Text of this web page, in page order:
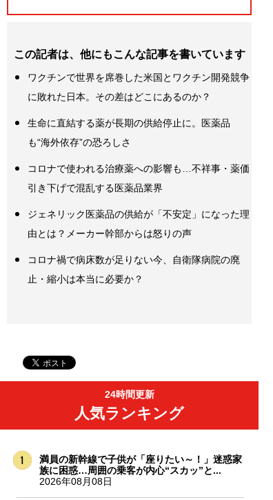
この記者は、他にもこんな記事を書いています
ワクチンで世界を席巻した米国とワクチン開発競争
に敗れた日本。その差はどこにあるのか？
生命に直結する薬が長期の供給停止に。医薬品
も“海外依存”の恐ろしさ
コロナで使われる治療薬への影響も…不祥事・薬価
引き下げで混乱する医薬品業界
ジェネリック医薬品の供給が「不安定」になった理
由とは？メーカー幹部からは怒りの声
コロナ禍で病床数が足りない今、自衛隊病院の廃
止・縮小は本当に必要か？
24時間更新
人気ランキング
満員の新幹線で子供が「座りたい～！」迷惑家
族に困惑…周囲の乗客が内心“スカッ”と...
2026年08月08日